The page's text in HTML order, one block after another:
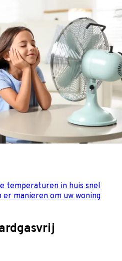
temperaturen in huis snel
manieren om uw woning